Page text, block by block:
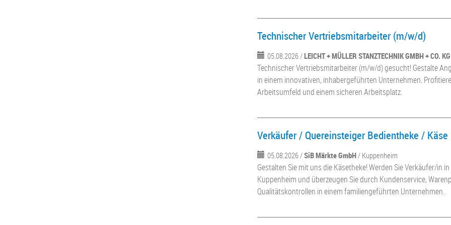
Technischer Vertriebsmitarbeiter (m/w/d)
05.08.2026 /LEICHT + MÜLLER STANZTECHNIK GMBH + CO. KG
Technischer Vertriebsmitarbeiter (m/w/d) gesucht! Gestalte
in einem innovativen, inhabergeführten Unternehmen.
Arbeitsumfeld und einem sicheren Arbeitsplatz.
Verkäufer / Quereinsteiger Bedientheke /
05.08.2026 /SiB Märkte GmbH/ Kuppenheim
Gestalten Sie mit uns die Käsetheke! Werden Sie Verkäufer/in
Kuppenheim und überzeugen Sie durch Kundenservice,
Qualitätskontrollen in einem familiengeführten Unternehmen.